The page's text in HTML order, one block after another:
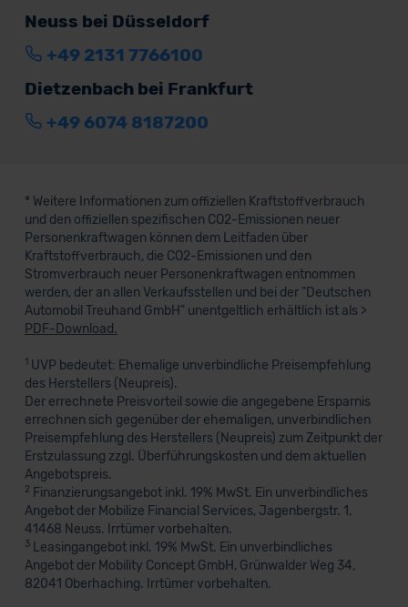
Neuss bei Düsseldorf
+49 2131 7766100
Dietzenbach bei Frankfurt
+49 6074 8187200
* Weitere Informationen zum offiziellen Kraftstoffverbrauch
und den offiziellen spezifischen CO2-Emissionen neuer
Personenkraftwagen können dem Leitfaden über
Kraftstoffverbrauch, die CO2-Emissionen und den
Stromverbrauch neuer Personenkraftwagen entnommen
werden, der an allen Verkaufsstellen und bei der "Deutschen
Automobil Treuhand GmbH" unentgeltlich erhältlich ist als >
PDF-Download.
1UVP bedeutet: Ehemalige unverbindliche Preisempfehlung
des Herstellers (Neupreis).
Der errechnete Preisvorteil sowie die angegebene Ersparnis
errechnen sich gegenüber der ehemaligen, unverbindlichen
Preisempfehlung des Herstellers (Neupreis) zum Zeitpunkt der
Erstzulassung zzgl. Überführungskosten und dem aktuellen
Angebotspreis.
2 Finanzierungsangebot inkl. 19% MwSt. Ein unverbindliches
Angebot der Mobilize Financial Services, Jagenbergstr. 1,
41468 Neuss. Irrtümer vorbehalten.
3Leasingangebot inkl. 19% MwSt. Ein unverbindliches
Angebot der Mobility Concept GmbH, Grünwalder Weg 34,
82041 Oberhaching. Irrtümer vorbehalten.